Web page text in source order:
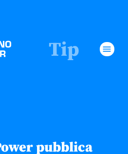
Tip menu
pubblica